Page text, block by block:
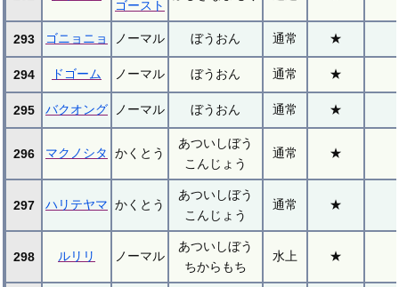
ゴースト
293 ゴニョニョ ノーマル ぼうおん 通常 ★
294 ドゴーム ノーマル ぼうおん 通常 ★
295 バクオング ノーマル ぼうおん 通常 ★
296 マクノシタ かくとう
あついしぼう
こんじょう
通常 ★
297 ハリテヤマ かくとう
あついしぼう
こんじょう
通常 ★
298 ルリリ ノーマル
あついしぼう
ちからもち
水上 ★